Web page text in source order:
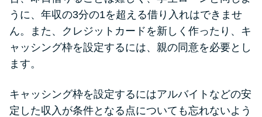
うに、年収の3分の1を超える借り入れはできませ
ん。また、クレジットカードを新しく作ったり、キ
ャッシング枠を設定するには、親の同意を必要とし
ます。
キャッシング枠を設定するにはアルバイトなどの安
定した収入が条件となる点についても忘れないよう